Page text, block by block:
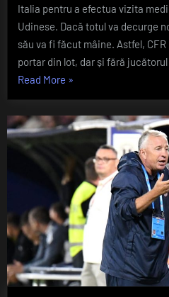
Italia pentru a efectua vizita
Udinese. Dacă totul va decurge
său va fi făcut mâine. Astfel,
portar din lot, dar și fără
Read More „Bătaie
cap
pentru
Petrescu?
variante
pentru
regula
U21
are
CFR
»